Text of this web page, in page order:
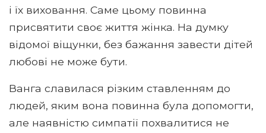
і їх виховання. Саме цьому повинна
присвятити своє життя жінка. На думку
відомої віщунки, без бажання завести дітей
любові не може бути.
Ванга славилася різким ставленням до
людей, яким вона повинна була допомогти,
але наявністю симпатії похвалитися не